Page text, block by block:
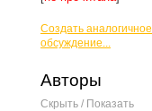
Создать аналогичное
обсуждение...
Авторы
Скрыть / Показать